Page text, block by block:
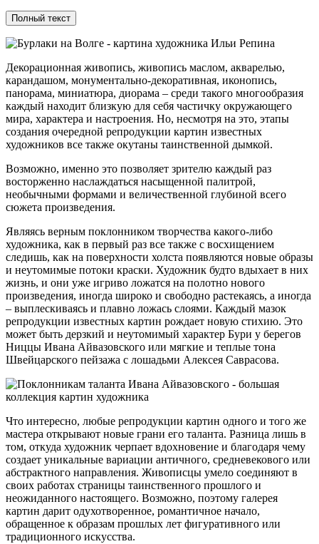
Полный текст
Декорационная живопись, живопись маслом, акварелью,
карандашом, монументально-декоративная, иконопись,
панорама, миниатюра, диорама – среди такого многообразия
каждый находит близкую для себя частичку окружающего
мира, характера и настроения. Но, несмотря на это, этапы
создания очередной репродукции картин известных
художников все также окутаны таинственной дымкой.
Возможно, именно это позволяет зрителю каждый раз
восторженно наслаждаться насыщенной палитрой,
необычными формами и величественной глубиной всего
сюжета произведения.
Являясь верным поклонником творчества какого-либо
художника, как в первый раз все также с восхищением
следишь, как на поверхности холста появляются новые образы
и неутомимые потоки краски. Художник будто вдыхает в них
жизнь, и они уже игриво ложатся на полотно нового
произведения, иногда широко и свободно растекаясь, а иногда
– выплескиваясь и плавно ложась слоями. Каждый мазок
репродукции известных картин рождает новую стихию. Это
может быть дерзкий и неутомимый характер Бури у берегов
Ниццы Ивана Айвазовского или мягкие и теплые тона
Швейцарского пейзажа с лошадьми Алексея Саврасова.
Что интересно, любые репродукции картин одного и того же
мастера открывают новые грани его таланта. Разница лишь в
том, откуда художник черпает вдохновение и благодаря чему
создает уникальные вариации античного, средневекового или
абстрактного направления. Живописцы умело соединяют в
своих работах страницы таинственного прошлого и
неожиданного настоящего. Возможно, поэтому галерея
картин дарит одухотворенное, романтичное начало,
обращенное к образам прошлых лет фигуративного или
традиционного искусства.